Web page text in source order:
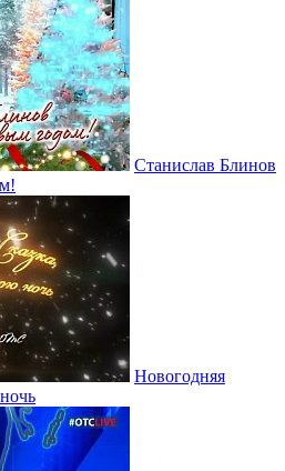
Станислав Блинов
Новогодняя